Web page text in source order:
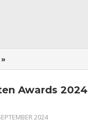
»
Banten
2024Awards 2024
2024